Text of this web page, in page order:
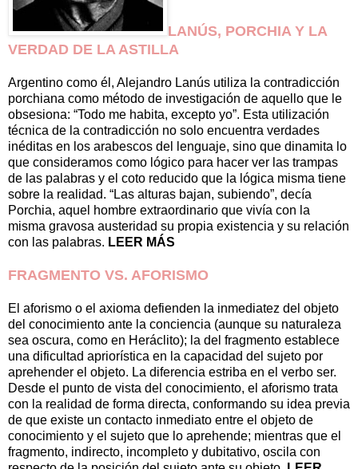
LANÚS, PORCHIA Y LA
VERDAD DE LA ASTILLA
Argentino como él, Alejandro Lanús utiliza la contradicción
porchiana como método de investigación de aquello que le
obsesiona: “Todo me habita, excepto yo”. Esta utilización
técnica de la contradicción no solo encuentra verdades
inéditas en los arabescos del lenguaje, sino que dinamita lo
que consideramos como lógico para hacer ver las trampas
de las palabras y el coto reducido que la lógica misma tiene
sobre la realidad. “Las alturas bajan, subiendo”, decía
Porchia, aquel hombre extraordinario que vivía con la
misma gravosa austeridad su propia existencia y su relación
con las palabras. LEER MÁS
FRAGMENTO VS. AFORISMO
El aforismo o el axioma defienden la inmediatez del objeto
del conocimiento ante la conciencia (aunque su naturaleza
sea oscura, como en Heráclito); la del fragmento establece
una dificultad apriorística en la capacidad del sujeto por
aprehender el objeto. La diferencia estriba en el verbo ser.
Desde el punto de vista del conocimiento, el aforismo trata
con la realidad de forma directa, conformando su idea previa
de que existe un contacto inmediato entre el objeto de
conocimiento y el sujeto que lo aprehende; mientras que el
fragmento, indirecto, incompleto y dubitativo, oscila con